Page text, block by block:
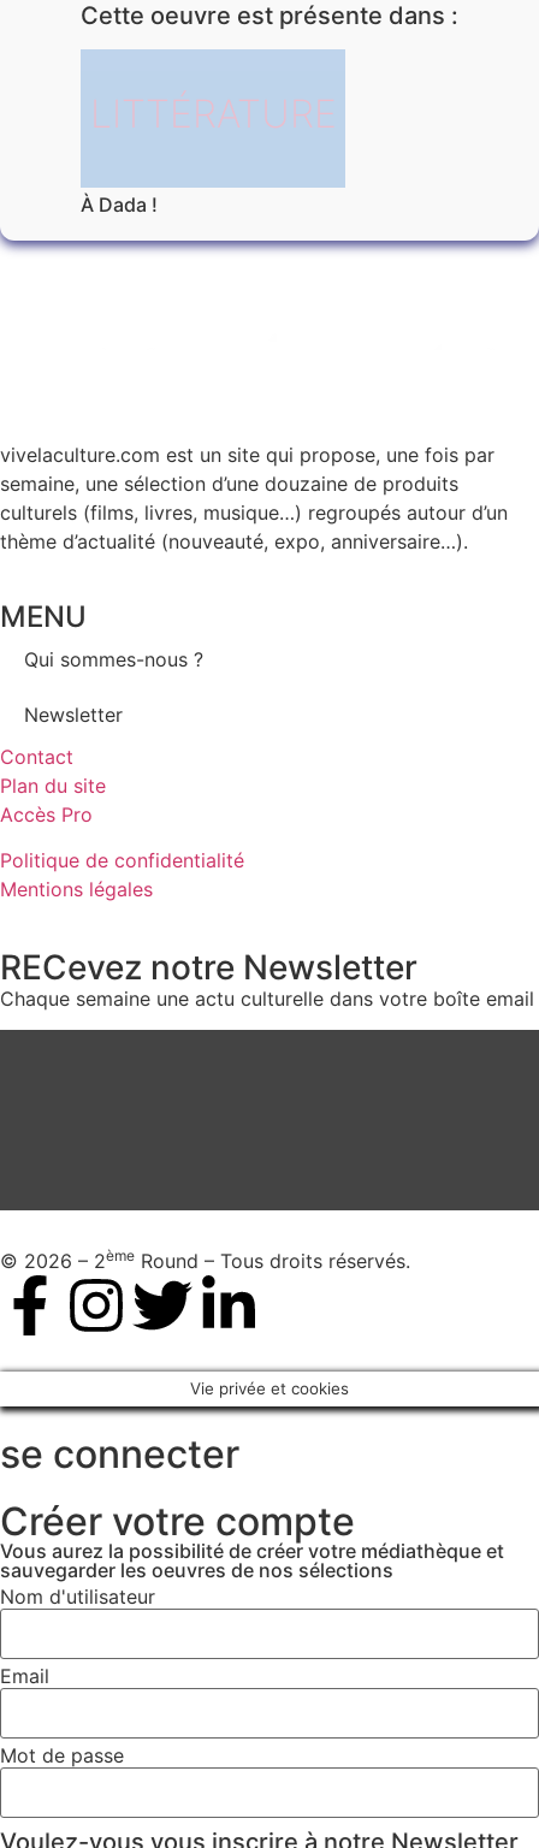
Cette oeuvre est présente dans :
LITTÉRATURE
À Dada !
vivelaculture.com est un site qui propose, une fois par
semaine, une sélection d’une douzaine de produits
culturels (films, livres, musique…) regroupés autour d’un
thème d’actualité (nouveauté, expo, anniversaire…).
MENU
Qui sommes-nous ?
Newsletter
Contact
Plan du site
Accès Pro
Politique de confidentialité
Mentions légales
RECevez notre Newsletter
Chaque semaine une actu culturelle dans votre boîte email
© 2026 – 2ème Round – Tous droits réservés.
Vie privée et cookies
se connecter
Créer votre compte
Vous aurez la possibilité de créer votre médiathèque et
sauvegarder les oeuvres de nos sélections
Nom d'utilisateur
Email
Mot de passe
Voulez-vous vous inscrire à notre Newsletter